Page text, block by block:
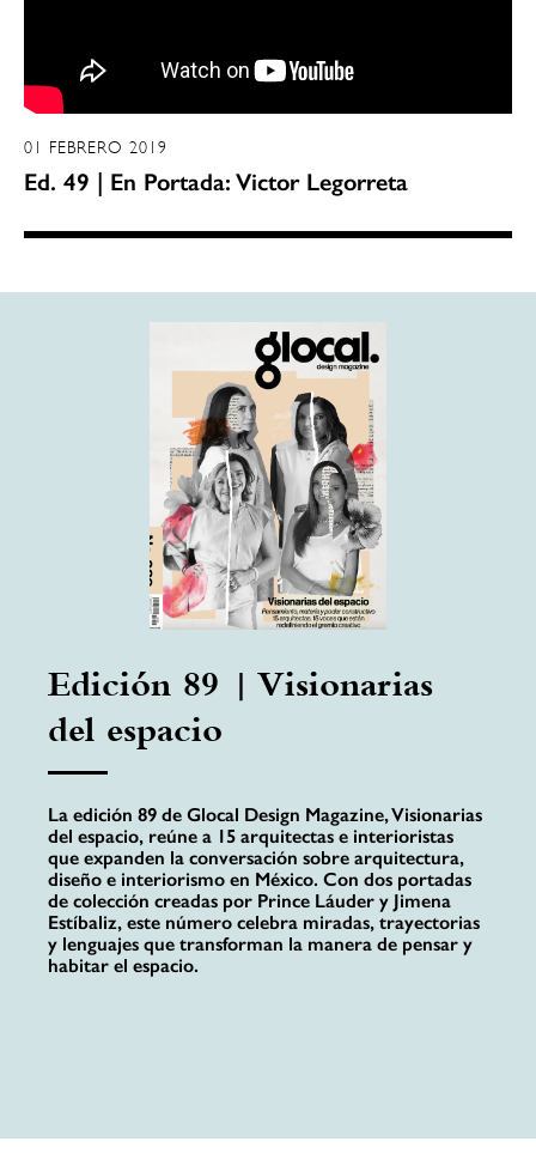
01 FEBRERO 2019
Ed. 49 | En Portada: Victor Legorreta
Edición 89 | Visionarias
del espacio
La edición 89 de Glocal Design Magazine, Visionarias
del espacio, reúne a 15 arquitectas e interioristas
que expanden la conversación sobre arquitectura,
diseño e interiorismo en México. Con dos portadas
de colección creadas por Prince Láuder y Jimena
Estíbaliz, este número celebra miradas, trayectorias
y lenguajes que transforman la manera de pensar y
habitar el espacio.